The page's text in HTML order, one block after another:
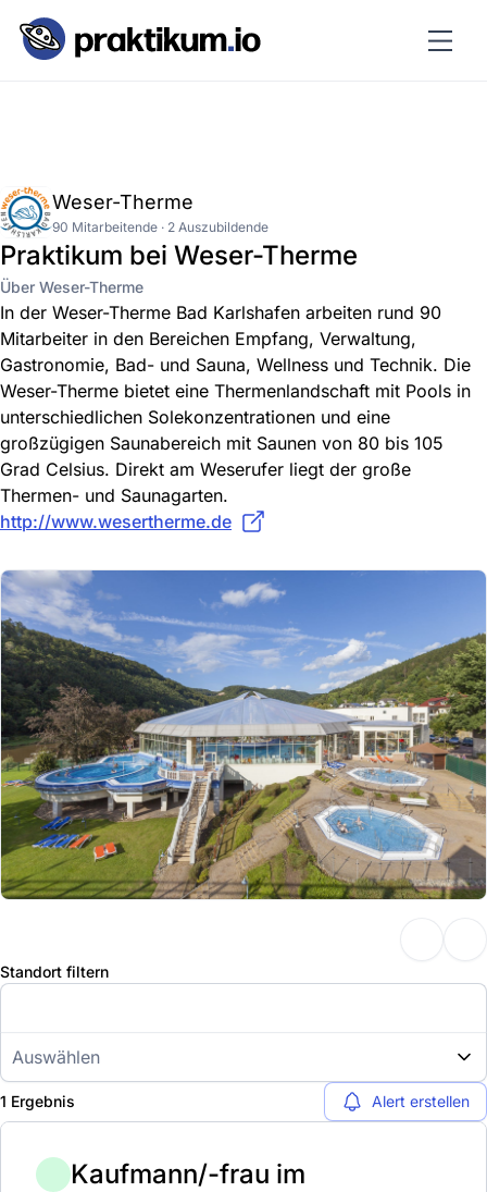
Weser-Therme
90 Mitarbeitende · 2 Auszubildende
Praktikum bei Weser-Therme
Über Weser-Therme
In der Weser-Therme Bad Karlshafen arbeiten rund 90
Mitarbeiter in den Bereichen Empfang, Verwaltung,
Gastronomie, Bad- und Sauna, Wellness und Technik. Die
Weser-Therme bietet eine Thermenlandschaft mit Pools in
unterschiedlichen Solekonzentrationen und eine
großzügigen Saunabereich mit Saunen von 80 bis 105
Grad Celsius. Direkt am Weserufer liegt der große
Thermen- und Saunagarten.
http://www.wesertherme.de
Standort filtern
Auswählen
1 Ergebnis Alert erstellen
Kaufmann/-frau im